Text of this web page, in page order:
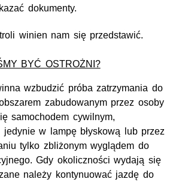
dokumenty.
winien nam się przedstawić.
BYĆ OSTROŻNI?
wzbudzić próba zatrzymania do
zabudowanym przez osoby
samochodem cywilnym,
jedynie w lampę błyskową lub przez
tylko zbliżonym wyglądem do
Gdy okoliczności wydają się
należy kontynuować jazdę do